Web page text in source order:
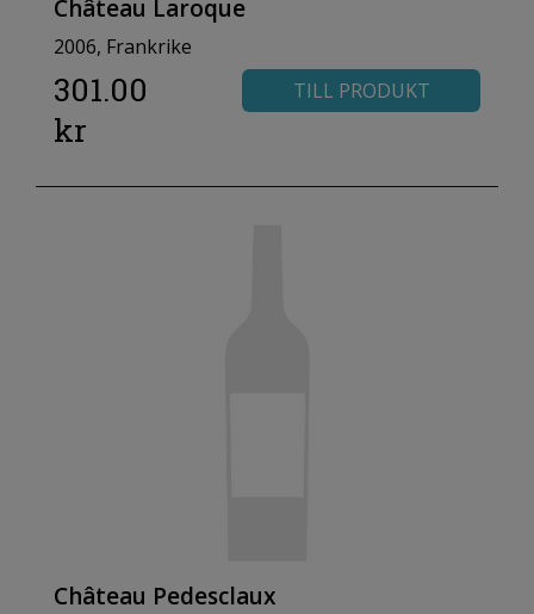
Château Laroque
2006, Frankrike
301.00
kr
TILL PRODUKT
Château Pedesclaux